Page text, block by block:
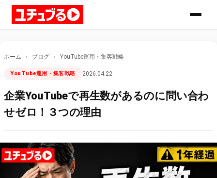
ホーム › ブログ › YouTube運用・集客戦略
YouTube運用・集客戦略 2026.04.22
企業YouTubeで再生数があるのに問い合わ
せゼロ！３つの理由